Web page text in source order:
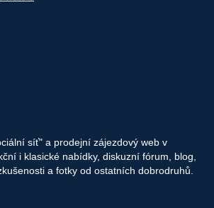
síť" a prodejní zájezdový web v
i klasické nabídky, diskuzní fórum, blog,
a fotky od ostatních dobrodruhů.